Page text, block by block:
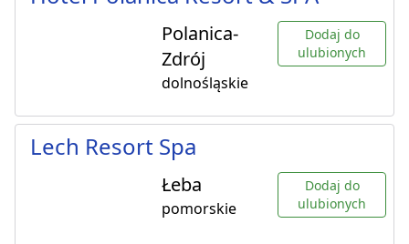
Polanica-
Zdrój
dolnośląskie
Dodaj do
ulubionych
Lech Resort Spa
Łeba
pomorskie
Dodaj do
ulubionych